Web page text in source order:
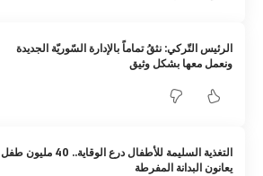
الرئيس التّركي: نثقُ تماماً بالإدارة السّوريّة الجديدة
ونعمل معها بشكل وثيق
التغذية السليمة للأطفال درع الوقاية.. 40 مليون طفل
يعانون البدانة المفرطة